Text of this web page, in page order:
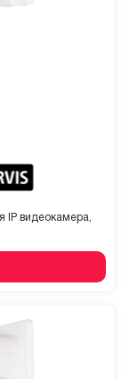
IP видеокамера,